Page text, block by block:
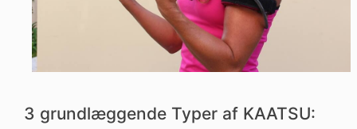
3 grundlæggende Typer af KAATSU: